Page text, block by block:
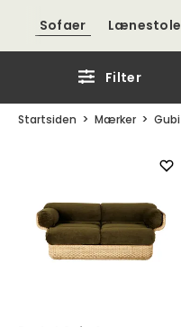
Sofaer Lænestole
Filter
Startsiden Mærker Gubi